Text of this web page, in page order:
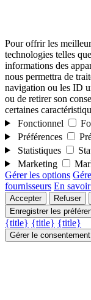
Pour offrir les
technologies telles
informations des
nous permettra de
navigation ou les ID
ou de retirer son
certaines
Fonctionnel
Préférences
Statistiques
Marketing
Gérer les options
fournisseurs En
Accepter Refuser
Enregistrer les
{title} {title} {title}
Gérer le consentement